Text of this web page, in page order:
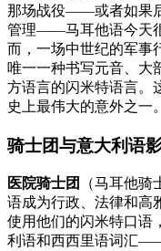
那场战役——或者如果
管理——马耳他语今天
而，一场中世纪的军事
唯一一种书写元音、大
方语言的闪米特语言。
史上最伟大的意外之一。
骑士团与意大利语
医院骑士团
（马耳他
语成为行政、法律和高
使用他们的闪米特口语
利语和西西里语词汇